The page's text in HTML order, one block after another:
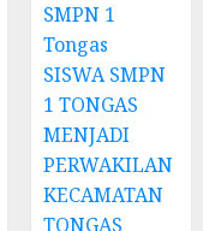
SMPN 1
Tongas
SISWA SMPN
1 TONGAS
MENJADI
PERWAKILAN
KECAMATAN
TONGAS